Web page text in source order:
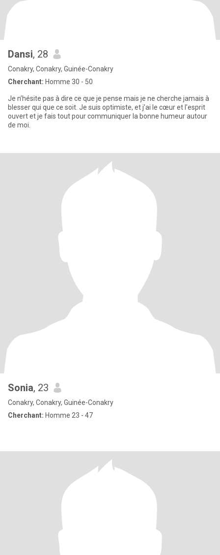
Dansi, 28
Conakry, Conakry, Guinée-Conakry
Cherchant: Homme 30 - 50
Je n’hésite pas à dire ce que je pense mais je ne cherche jamais à
blesser qui que ce soit. Je suis optimiste, et j’ai le cœur et l’esprit
ouvert et je fais tout pour communiquer la bonne humeur autour
de moi.
Sonia, 23
Conakry, Conakry, Guinée-Conakry
Cherchant: Homme 23 - 47